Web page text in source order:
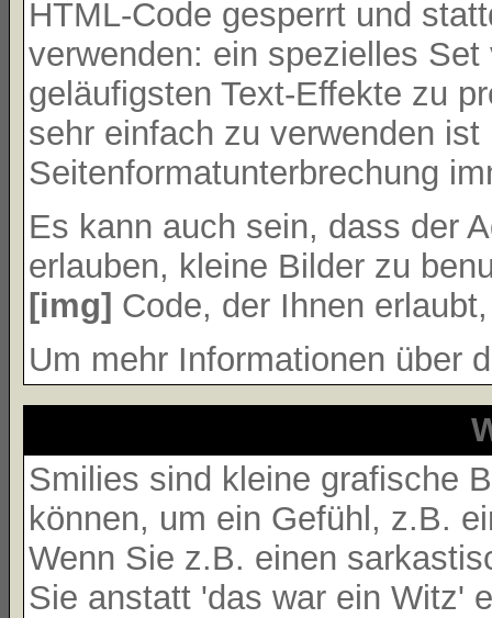
HTML-Code gesperrt und
verwenden: ein spezielles
geläufigsten Text-Effekte zu
sehr einfach zu verwenden
Seitenformatunterbrechung
Es kann auch sein, dass der
erlauben, kleine Bilder zu
[img] Code, der Ihnen
Um mehr Informationen über
Smilies sind kleine grafische
können, um ein Gefühl, z.B.
Wenn Sie z.B. einen
Sie anstatt 'das war ein Witz'